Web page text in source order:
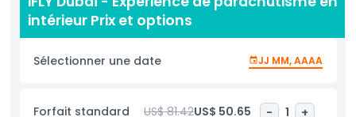
acrylique de 10 mètres de haut, guidé par des instructeurs
experts qui assurent votre sécurité et votre plaisir. Que
vous soyez novice ou parachutiste expérimenté, la
technologie brevetée de pointe d'iFLY offre une expérience
climatisé, vous gardant au frais pendant que vous défiez la
intérieur Prix et options
Sélectionner une date JJ MM, AAAA
Forfait standard US$ 81.42US$ 50.65 - 1 +